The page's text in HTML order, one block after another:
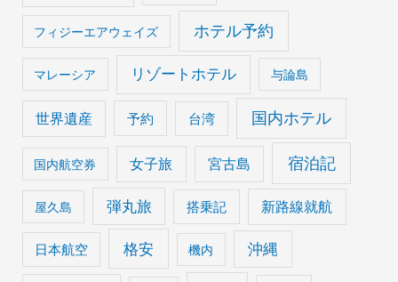
フィジーエアウェイズ ホテル予約
マレーシア リゾートホテル 与論島
世界遺産 予約 台湾 国内ホテル
国内航空券 女子旅 宮古島 宿泊記
屋久島 弾丸旅 搭乗記 新路線就航
日本航空 格安 機内 沖縄